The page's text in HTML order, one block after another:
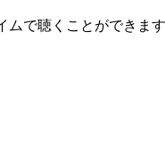
ムで聴くことができま